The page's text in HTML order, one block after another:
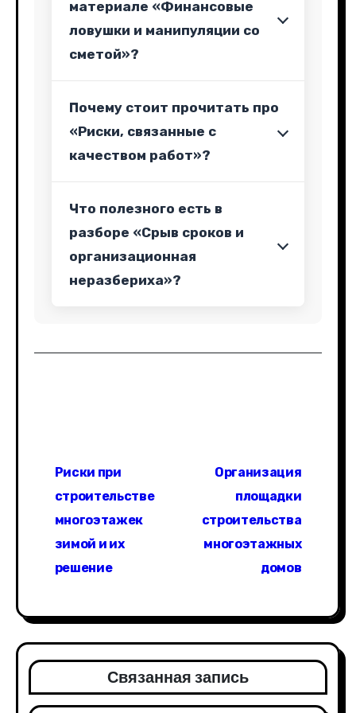
материале «Финансовые
ловушки и манипуляции со
сметой»?
Почему стоит прочитать про
«Риски, связанные с
качеством работ»?
Что полезного есть в
разборе «Срыв сроков и
организационная
неразбериха»?
а
ц
Риски при
строительстве
многоэтажек
зимой и их
решение
Организация
площадки
строительства
многоэтажных
домов
Связанная запись